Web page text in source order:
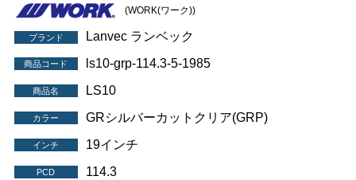
(WORK(ワーク))
ブランド Lanvec ランベック
商品コード ls10-grp-114.3-5-1985
商品名 LS10
カラー GRシルバーカットクリア(GRP)
インチ 19インチ
PCD 114.3